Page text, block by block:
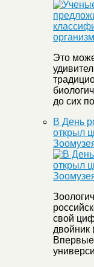
Это
до сих
В День
открыл
свой
двойник